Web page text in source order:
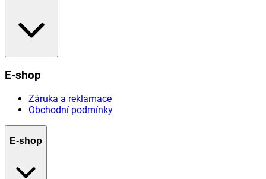
E-shop
Záruka a reklamace
Obchodní podmínky
E-shop